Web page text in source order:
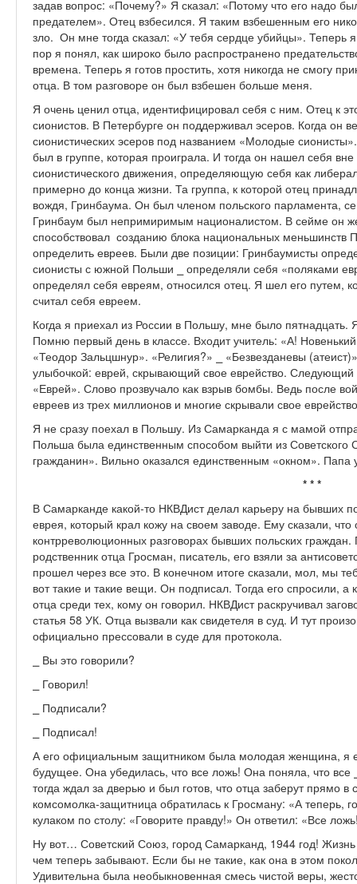
задав вопрос: «Почему?» Я сказал: «Потому что его надо
предателем». Отец взбесился. Я таким взбешенным его
зло. Он мне тогда сказал: «У тебя сердце убийцы». Теперь
пор я понял, как широко было распространено
времена. Теперь я готов простить, хотя никогда не смогу
отца. В том разговоре он был взбешен больше меня.
Я очень ценил отца, идентифицировал себя с ним. Отец к
сионистов. В Петербурге он поддерживал эсеров. Когда он
сионистических эсеров под названием «Молодые
был в группе, которая проиграла. И тогда он нашел себя
сионистического движения, определяющую себя как
примерно до конца жизни. Та группа, к которой отец
вождя, Гринбаума. Он был членом польского парламента,
Гринбаум был непримиримым националистом. В сейме он
способствовал созданию блока национальных меньшинств
определить евреев. Были две позиции: Гринбаумисты
сионисты с южной Польши ⎯ определяли себя «поляками
определял себя евреям, относился отец. Я шел его путем,
считал себя евреем.
Когда я приехал из России в Польшу, мне было пятнадцать.
Помню первый день в классе. Входит учитель: «А!
«Теодор Зальцшнур». «Религия?» ⎯ «Безвезданевы
улыбочкой: еврей, скрывающий свое еврейство.
«Еврей». Слово прозвучало как взрыв бомбы. Ведь после
евреев из трех миллионов и многие скрывали свое
Я не сразу поехал в Польшу. Из Самарканда я с мамой
Польша была единственным способом выйти из
гражданин». Вильно оказался единственным «окном».
* * *
В Самарканде какой-то НКВДист делал карьеру на бывших
еврея, который крал кожу на своем заводе. Ему сказали,
контрреволюционных разговорах бывших польских
родственник отца Гросман, писатель, его взяли за
прошел через все это. В конечном итоге сказали, мол, мы
вот такие и такие вещи. Он подписал. Тогда его спросили,
отца среди тех, кому он говорил. НКВДист раскручивал
статья 58 УК. Отца вызвали как свидетеля в суд. И тут
официально прессовали в суде для протокола.
⎯ Вы это говорили?
⎯ Говорил!
⎯ Подписали?
⎯ Подписал!
А его официальным защитником была молодая женщина, я
будущее. Она убедилась, что все ложь! Она поняла, что
тогда ждал за дверью и был готов, что отца заберут прямо
комсомолка-защитница обратилась к Гросману: «А теперь,
кулаком по столу: «Говорите правду!» Он ответил: «Все
Ну вот… Советский Союз, город Самарканд, 1944 год!
чем теперь забывают. Если бы не такие, как она в этом
Удивительна была необыкновенная смесь чистой веры,